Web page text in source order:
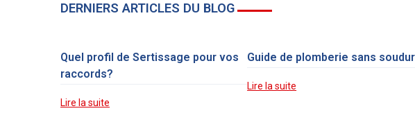
DERNIERS ARTICLES DU BLOG
Quel profil de Sertissage pour vos
raccords?
Lire la suite
Guide de plomberie sans
Lire la suite